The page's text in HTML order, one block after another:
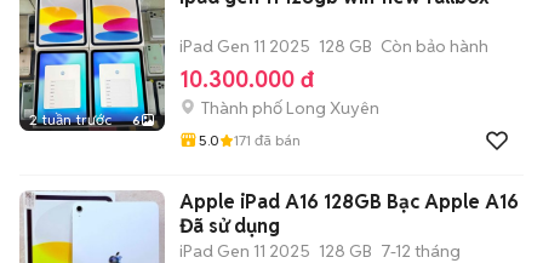
2 tuần trước 6
iPad Gen 11 2025 128 GB Còn bảo hành
10.300.000 đ
Thành phố Long Xuyên
5.0 171 đã bán
Apple iPad A16 128GB Bạc Apple A16
Đã sử dụng
iPad Gen 11 2025 128 GB 7-12 tháng